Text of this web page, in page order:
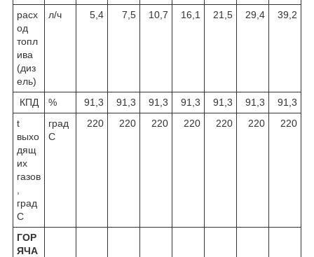
расх
од
топл
ива
(диз
ель)
л/ч 5,4 7,5 10,7 16,1 21,5 29,4 39,2
КПД % 91,3 91,3 91,3 91,3 91,3 91,3
91,3
t
выхо
дящ
их
газов
град
С
град
С
220 220 220 220 220 220 220
ГОР
ЯЧА